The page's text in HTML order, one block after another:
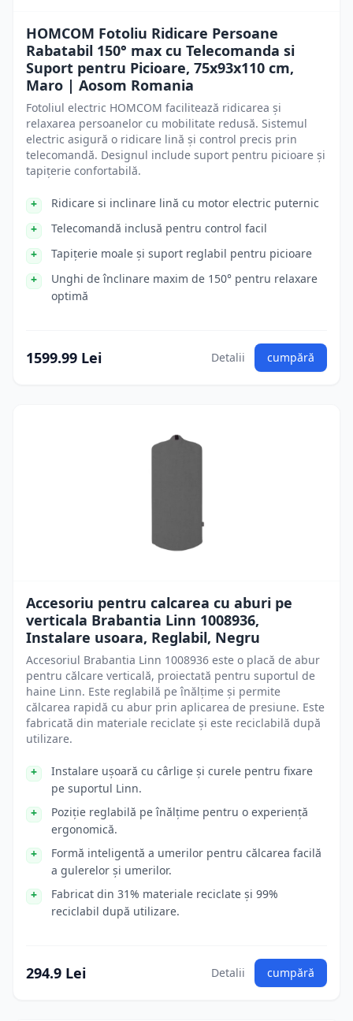
HOMCOM Fotoliu Ridicare Persoane
Rabatabil 150° max cu Telecomanda si
Suport pentru Picioare, 75x93x110 cm,
Maro | Aosom Romania
Fotoliul electric HOMCOM facilitează ridicarea și
relaxarea persoanelor cu mobilitate redusă. Sistemul
electric asigură o ridicare lină și control precis prin
telecomandă. Designul include suport pentru picioare și
tapițerie confortabilă.
Ridicare si inclinare lină cu motor electric puternic
Telecomandă inclusă pentru control facil
Tapițerie moale și suport reglabil pentru picioare
Unghi de înclinare maxim de 150° pentru relaxare
optimă
1599.99 Lei Detalii cumpără
Accesoriu pentru calcarea cu aburi pe
verticala Brabantia Linn 1008936,
Instalare usoara, Reglabil, Negru
Accesoriul Brabantia Linn 1008936 este o placă de abur
pentru călcare verticală, proiectată pentru suportul de
haine Linn. Este reglabilă pe înălțime și permite
călcarea rapidă cu abur prin aplicarea de presiune. Este
fabricată din materiale reciclate și este reciclabilă după
utilizare.
Instalare ușoară cu cârlige și curele pentru fixare
pe suportul Linn.
Poziție reglabilă pe înălțime pentru o experiență
ergonomică.
Formă inteligentă a umerilor pentru călcarea facilă
a gulerelor și umerilor.
Fabricat din 31% materiale reciclate și 99%
reciclabil după utilizare.
294.9 Lei Detalii cumpără